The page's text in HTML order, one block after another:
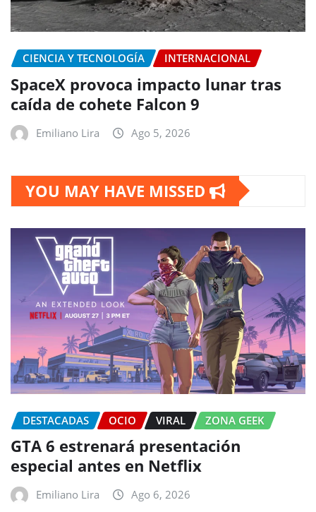
CIENCIA Y TECNOLOGÍA INTERNACIONAL
SpaceX provoca impacto lunar tras
caída de cohete Falcon 9
Emiliano Lira Ago 5, 2026
YOU MAY HAVE MISSED
DESTACADAS OCIO VIRAL ZONA GEEK
GTA 6 estrenará presentación
especial antes en Netflix
Emiliano Lira Ago 6, 2026